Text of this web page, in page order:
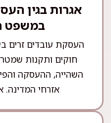
אגרות בגין
במשפט
העסקת עובדים זרים
חוקים ותקנות
השהייה, ההעסקה
אזרחי